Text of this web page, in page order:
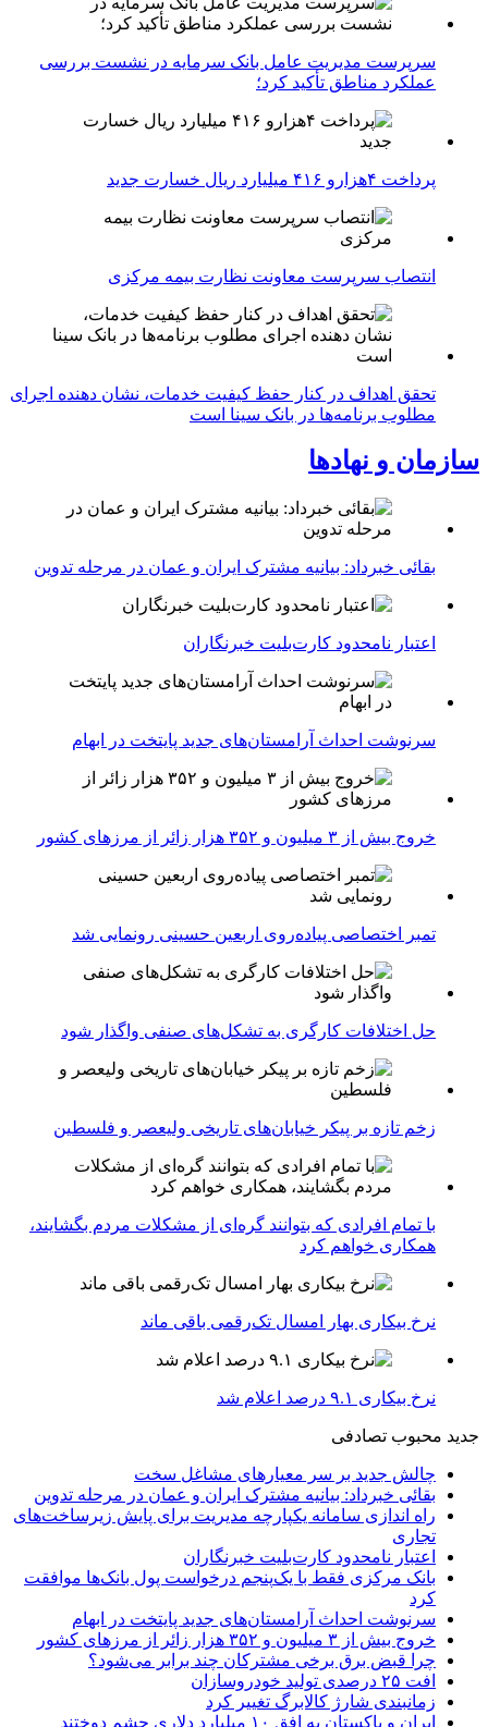
سرپرست مدیریت عامل بانک سرمایه در نشست بررسی
عملکرد مناطق تأکید کرد؛
پرداخت ۴هزارو ۴۱۶ میلیارد ریال خسارت جدید
انتصاب سرپرست معاونت نظارت بیمه مرکزی
تحقق اهداف در کنار حفظ کیفیت خدمات، نشان دهنده اجرای
مطلوب برنامه‌ها در بانک سینا است
سازمان و نهادها
بقائی خبرداد: بیانیه مشترک ایران و عمان در مرحله تدوین
اعتبار نامحدود کارت‌بلیت خبرنگاران
سرنوشت احداث آرامستان‌های جدید پایتخت در ابهام
خروج بیش از ۳ میلیون و ۳۵۲ هزار زائر از مرزهای کشور
تمبر اختصاصی پیاده‌روی اربعین حسینی رونمایی شد
حل اختلافات کارگری به تشکل‌های صنفی واگذار شود
زخم تازه بر پیکر خیابان‌های تاریخی ولیعصر و فلسطین
با تمام افرادی که بتوانند گره‌ای از مشکلات مردم بگشایند،
همکاری خواهم کرد
نرخ بیکاری بهار امسال تک‌رقمی باقی ماند
نرخ بیکاری ۹.۱ درصد اعلام شد
جدید محبوب تصادفی
چالش جدید بر سر معیارهای مشاغل سخت
بقائی خبرداد: بیانیه مشترک ایران و عمان در مرحله تدوین
راه اندازی سامانه یکپارچه مدیریت برای پایش زیرساخت‌های
تجاری
اعتبار نامحدود کارت‌بلیت خبرنگاران
بانک مرکزی فقط با یک‌‎پنجم درخواست پول بانک‌ها موافقت
کرد
سرنوشت احداث آرامستان‌های جدید پایتخت در ابهام
خروج بیش از ۳ میلیون و ۳۵۲ هزار زائر از مرزهای کشور
چرا قبض برق برخی مشترکان چند برابر می‌شود؟
افت ۲۵ درصدی تولید خودروسازان
زمانبندی شارژ کالابرگ تغییر کرد
ایران و پاکستان به افق ۱۰ میلیارد دلاری چشم دوختند